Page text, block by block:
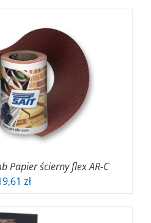
18,02 zł
21,35 zł
Papier ścierny flex AR-C
zł